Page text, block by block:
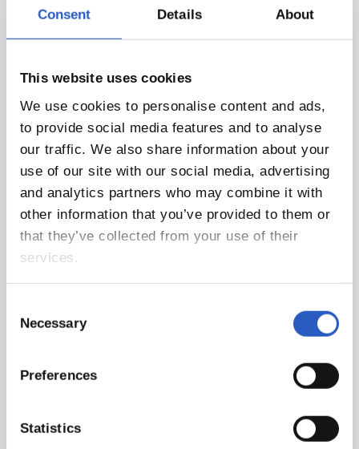
Consent Details About
This website uses cookies
We use cookies to personalise content and ads,
to provide social media features and to analyse
our traffic. We also share information about your
use of our site with our social media, advertising
and analytics partners who may combine it with
other information that you’ve provided to them or
that they’ve collected from your use of their
services.
Selection
Necessary
Preferences
Statistics
resultados refuerzan el valor del proyecto y su impacto
positivo en la calidad de vida de nuestros mayores.
El pasado martes la sesión tuvo lugar en el centro
Lamouruos de Matia, en Donostia, donde los participantes
pudieron disfrutar de la experiencia. El objetivo es ampliar
y reforzar esta iniciativa en los próximos años, llevando la
magia de los océanos a más centros y alcanzando a un
mayor número de usuarios. Este compromiso es un paso
más hacia la inclusión y la sensibilización ambiental,
destacando la importancia de conectar con todos los
sectores de nuestra sociedad, especialmente con quienes